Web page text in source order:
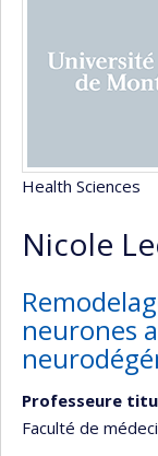
Health Sciences
Nicole
neurones
Professeure
Faculté de